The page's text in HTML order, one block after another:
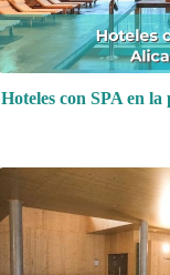
Hoteles con SPA en